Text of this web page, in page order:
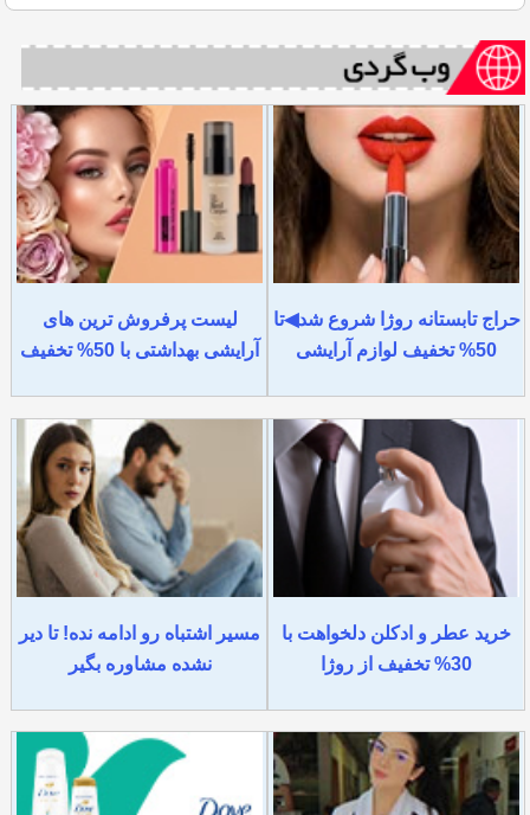
حراج تابستانه روژا شروع شد◀تا
50% تخفیف لوازم آرایشی
لیست پرفروش ترین های
آرایشی بهداشتی با 50% تخفیف
خرید عطر و ادکلن دلخواهت با
30% تخفیف از روژا
مسیر اشتباه رو ادامه نده! تا دیر
نشده مشاوره بگیر